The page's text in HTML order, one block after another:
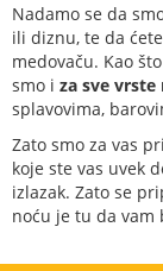
Nadamo se da
ili diznu, te da
medovaču. Kao
smo i za sve vrste
splavovima,
Zato smo za vas
koje ste vas uvek
izlazak. Zato se
noću je tu da vam